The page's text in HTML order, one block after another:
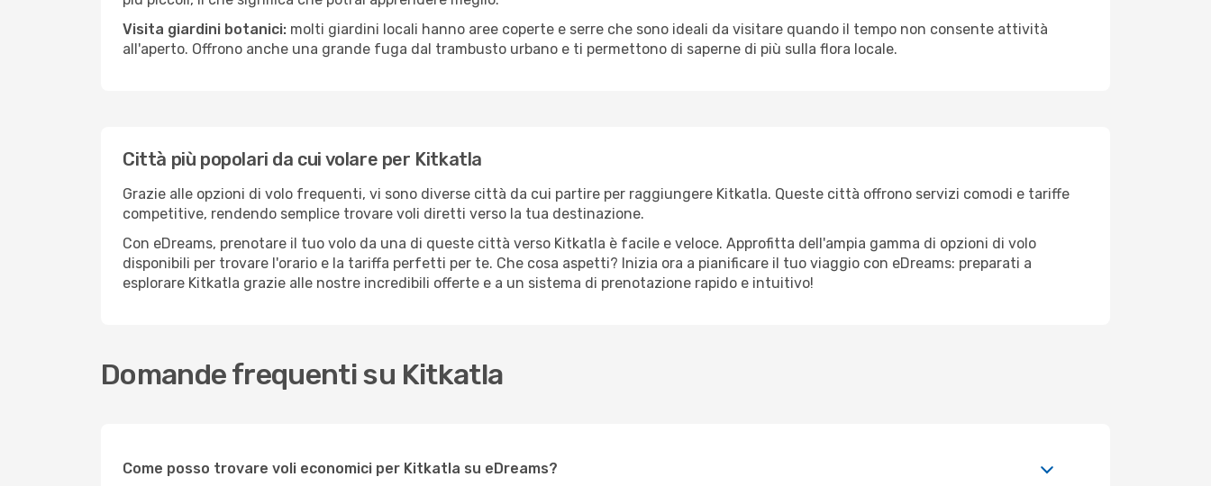
Visita giardini botanici: molti giardini locali hanno aree coperte e serre che sono ideali da visitare quando il tempo non consente attività
all'aperto. Offrono anche una grande fuga dal trambusto urbano e ti permettono di saperne di più sulla flora locale.
Città più popolari da cui volare per Kitkatla
Grazie alle opzioni di volo frequenti, vi sono diverse città da cui partire per raggiungere Kitkatla. Queste città offrono servizi comodi e tariffe
competitive, rendendo semplice trovare voli diretti verso la tua destinazione.
Con eDreams, prenotare il tuo volo da una di queste città verso Kitkatla è facile e veloce. Approfitta dell'ampia gamma di opzioni di volo
disponibili per trovare l'orario e la tariffa perfetti per te. Che cosa aspetti? Inizia ora a pianificare il tuo viaggio con eDreams: preparati a
esplorare Kitkatla grazie alle nostre incredibili offerte e a un sistema di prenotazione rapido e intuitivo!
Domande frequenti su Kitkatla
Come posso trovare voli economici per Kitkatla su eDreams?